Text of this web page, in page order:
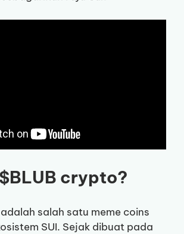
crypto?
salah satu meme coins
SUI. Sejak dibuat pada